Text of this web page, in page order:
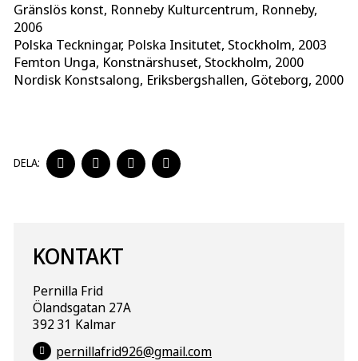
Gränslös konst, Ronneby Kulturcentrum, Ronneby,
2006
Polska Teckningar, Polska Insitutet, Stockholm, 2003
Femton Unga, Konstnärshuset, Stockholm, 2000
Nordisk Konstsalong, Eriksbergshallen, Göteborg, 2000
DELA:
DELA
PÅ
DELA
PÅ
DELA
PÅ
PÅ
KONTAKT
Pernilla Frid
Ölandsgatan 27A
392 31 Kalmar
pernillafrid926@gmail.com